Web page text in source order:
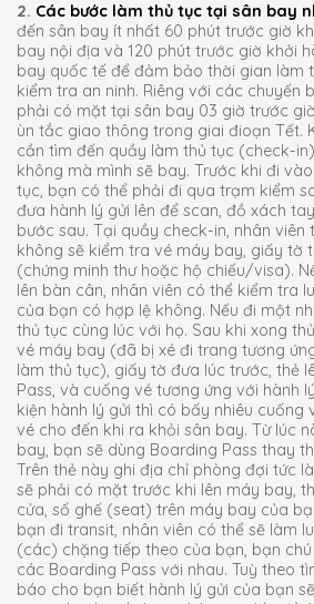
2. Các bước làm thủ tục tại sân bay
đến sân bay ít nhất 60 phút trước giờ
bay nội địa và 120 phút trước giờ khởi
bay quốc tế để đảm bảo thời gian làm
kiểm tra an ninh. Riêng với các chuyến
phải có mặt tại sân bay 03 giờ trước
ùn tắc giao thông trong giai đioạn Tết.
cần tìm đến quầy làm thủ tục (check-
không mà mình sẽ bay. Trước khi đi
tục, bạn có thể phải đi qua trạm kiểm
đưa hành lý gửi lên để scan, đồ xách
bước sau. Tại quầy check-in, nhân viên
không sẽ kiểm tra vé máy bay, giấy tờ
(chứng minh thư hoặc hộ chiếu/visa).
lên bàn cân, nhân viên có thể kiểm tra
của bạn có hợp lệ không. Nếu đi một
thủ tục cùng lúc với họ. Sau khi xong
vé máy bay (đã bị xé đi trang tương
làm thủ tục), giấy tờ đưa lúc trước, thẻ
Pass, và cuống vé tương ứng với hành
kiện hành lý gửi thì có bấy nhiêu cuống
vé cho đến khi ra khỏi sân bay. Từ lúc
bay, bạn sẽ dùng Boarding Pass thay
Trên thẻ này ghi địa chỉ phòng đợi tức
sẽ phải có mặt trước khi lên máy bay,
cửa, số ghế (seat) trên máy bay của
bạn đi transit, nhân viên có thể sẽ làm
(các) chặng tiếp theo của bạn, bạn
các Boarding Pass với nhau. Tuỳ theo
báo cho bạn biết hành lý gửi của bạn